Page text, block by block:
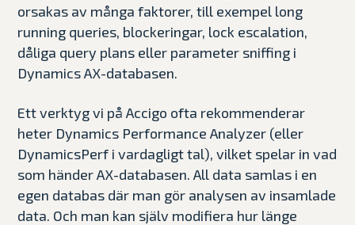
orsakas av många faktorer, till exempel long
running queries, blockeringar, lock escalation,
dåliga query plans eller parameter sniffing i
Dynamics AX-databasen.
Ett verktyg vi på Accigo ofta rekommenderar
heter Dynamics Performance Analyzer (eller
DynamicsPerf i vardagligt tal), vilket spelar in vad
som händer AX-databasen. All data samlas i en
egen databas där man gör analysen av insamlade
data. Och man kan själv modifiera hur länge